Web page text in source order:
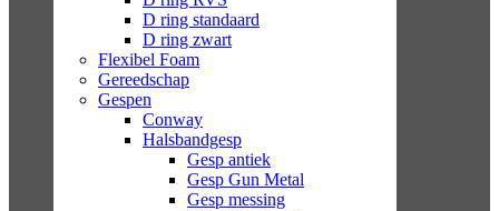
D ring standaard
D ring zwart
Flexibel Foam
Gereedschap
Gespen
Conway
Halsbandgesp
Gesp antiek
Gesp Gun Metal
Gesp messing